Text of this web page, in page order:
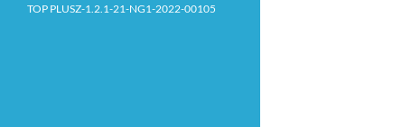
TOP PLUSZ-1.2.1-21-NG1-2022-00105